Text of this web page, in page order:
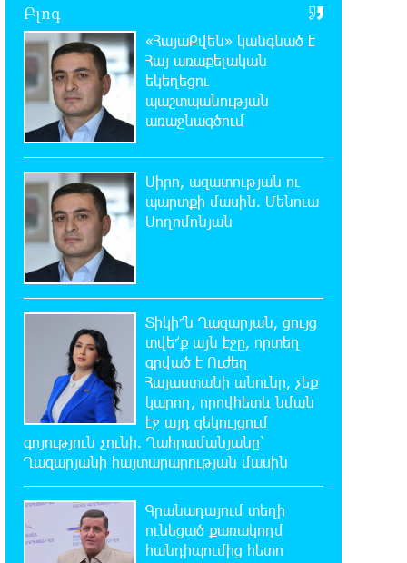
կենդանիներին» կրթական խաղը
11:12:58 7-08-2026
Այսօր ժամը 15:00 ից «Ուժեղ
Հայաստան»-ի պատգամավորները
11:06:57 7-08-2026
Այսօր ամոթի օր է, այսօր
Էջմիածնում դատում են Ամենայն
Հայոց Կաթողիկոսին․ Մարիաննա Ղահրամանյան
10:44:42 7-08-2026
«ՀայաՔվեն» կանգնած է Հայ
առաքելական եկեղեցու
պաշտպանության առաջնագծում
10:40:33 7-08-2026
«ՀայաՔվե»-ն խստորեն
դատապարտում է Գարեգին Բ-ի և
եպիսկոպոսների նկատմամբ քրեական
հետապնդումը
9:30:39 7-08-2026
Բլոգ
«ՀայաՔվեն» կանգնած է
Հայ առաքելական
եկեղեցու
պաշտպանության
առաջնագծում
Սիրո, ազատության ու
պարտքի մասին. Մենուա
Սողոմոնյան
Տիկի՜ն Ղազարյան, ցույց
տվե՜ք այն էջը, որտեղ
գրված է Ուժեղ
Հայաստանի անունը, չեք
կարող, որովհետև նման
էջ այդ զեկույցում
գոյություն չունի. Ղահրամանյանը՝
Ղազարյանի հայտարարության մասին
Գրանադայում տեղի
ունեցած քառակողմ
հանդիպումից հետո